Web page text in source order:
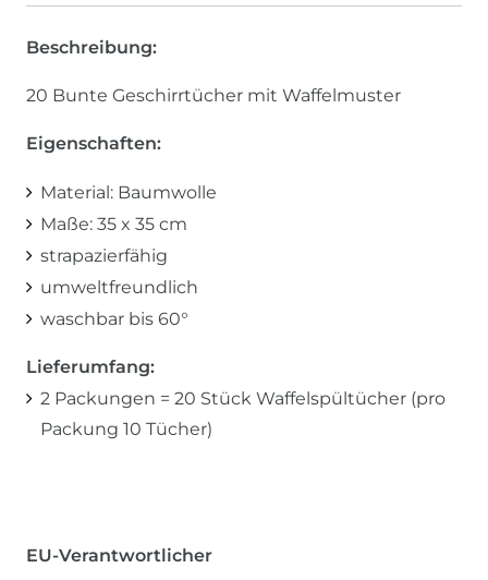
Beschreibung:
20 Bunte Geschirrtücher mit Waffelmuster
Eigenschaften:
Material: Baumwolle
Maße: 35 x 35 cm
strapazierfähig
umweltfreundlich
waschbar bis 60°
Lieferumfang:
2 Packungen = 20 Stück Waffelspültücher (pro
Packung 10 Tücher)
EU-Verantwortlicher